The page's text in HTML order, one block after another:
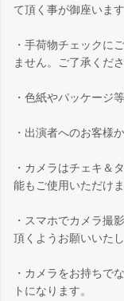
て頂く事が御座います
・手荷物チェックに
ません。ご了承くださ
・色紙やパッケージ
・出演者へのお客様
・カメラはチェキ＆
能もご使用いただけま
・スマホでカメラ撮
頂くようお願いいたし
・カメラをお持ちで
トになります。